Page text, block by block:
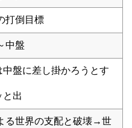
打倒目標
中盤
中盤に差し掛かろうとす
と出
る世界の支配と破壊→世